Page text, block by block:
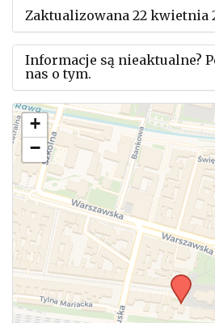
Zaktualizowana 22 kwietnia
Informacje są nieaktualne?
nas o tym.
Użyj tego formularza aby
zmianach w powyższym
+
−